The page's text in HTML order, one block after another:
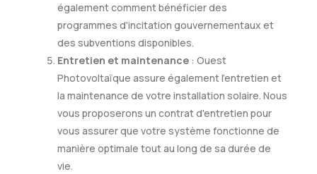
également comment bénéficier des
programmes d'incitation gouvernementaux et
des subventions disponibles.
Entretien et maintenance : Ouest
Photovoltaïque assure également l'entretien et
la maintenance de votre installation solaire. Nous
vous proposerons un contrat d'entretien pour
vous assurer que votre système fonctionne de
manière optimale tout au long de sa durée de
vie.